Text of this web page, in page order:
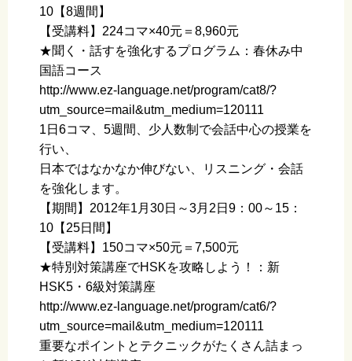
10【8週間】
【受講料】224コマ×40元＝8,960元
★聞く・話すを強化するプログラム：春休み中
国語コース
http://www.ez-language.net/program/cat8/?
utm_source=mail&utm_medium=120111
1日6コマ、5週間、少人数制で会話中心の授業を
行い、
日本ではなかなか伸びない、リスニング・会話
を強化します。
【期間】2012年1月30日～3月2日9：00～15：
10【25日間】
【受講料】150コマ×50元＝7,500元
★特別対策講座でHSKを攻略しよう！：新
HSK5・6級対策講座
http://www.ez-language.net/program/cat6/?
utm_source=mail&utm_medium=120111
重要なポイントとテクニックがたくさん詰まっ